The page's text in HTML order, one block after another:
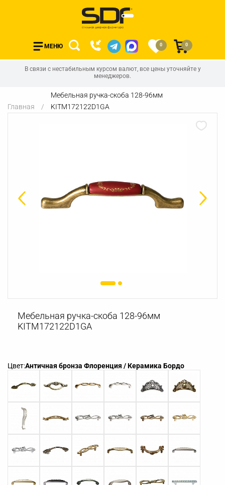
МЕНЮ 0 0
В связи с нестабильным курсом валют, все цены уточняйте у
менеджеров.
Главная
Мебельная ручка-скоба 128-96мм
KITM172122D1GA
Мебельная ручка-скоба 128-96мм
KITM172122D1GA
Цвет:Античная бронза Флоренция / Керамика Бордо